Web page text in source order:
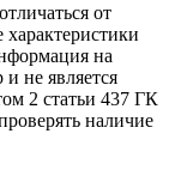
от
характеристики
на
не является
2 статьи 437 ГК
наличие